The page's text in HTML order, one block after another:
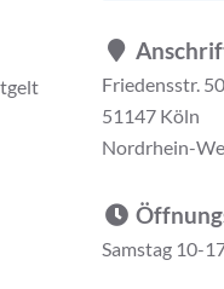
Friedensstr. 50
51147 Köln
Nordrhein-
Samstag 10-